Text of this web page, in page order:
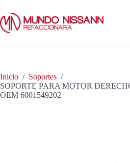
contenido
Inicio / Soportes /
SOPORTE PARA MOTOR
OEM 6001549202